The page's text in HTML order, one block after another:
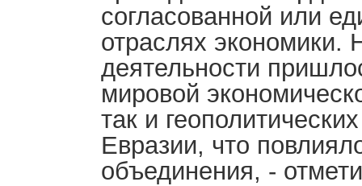
согласованной или
отраслях экономики.
деятельности
мировой
так и
Евразии, что
объединения, -